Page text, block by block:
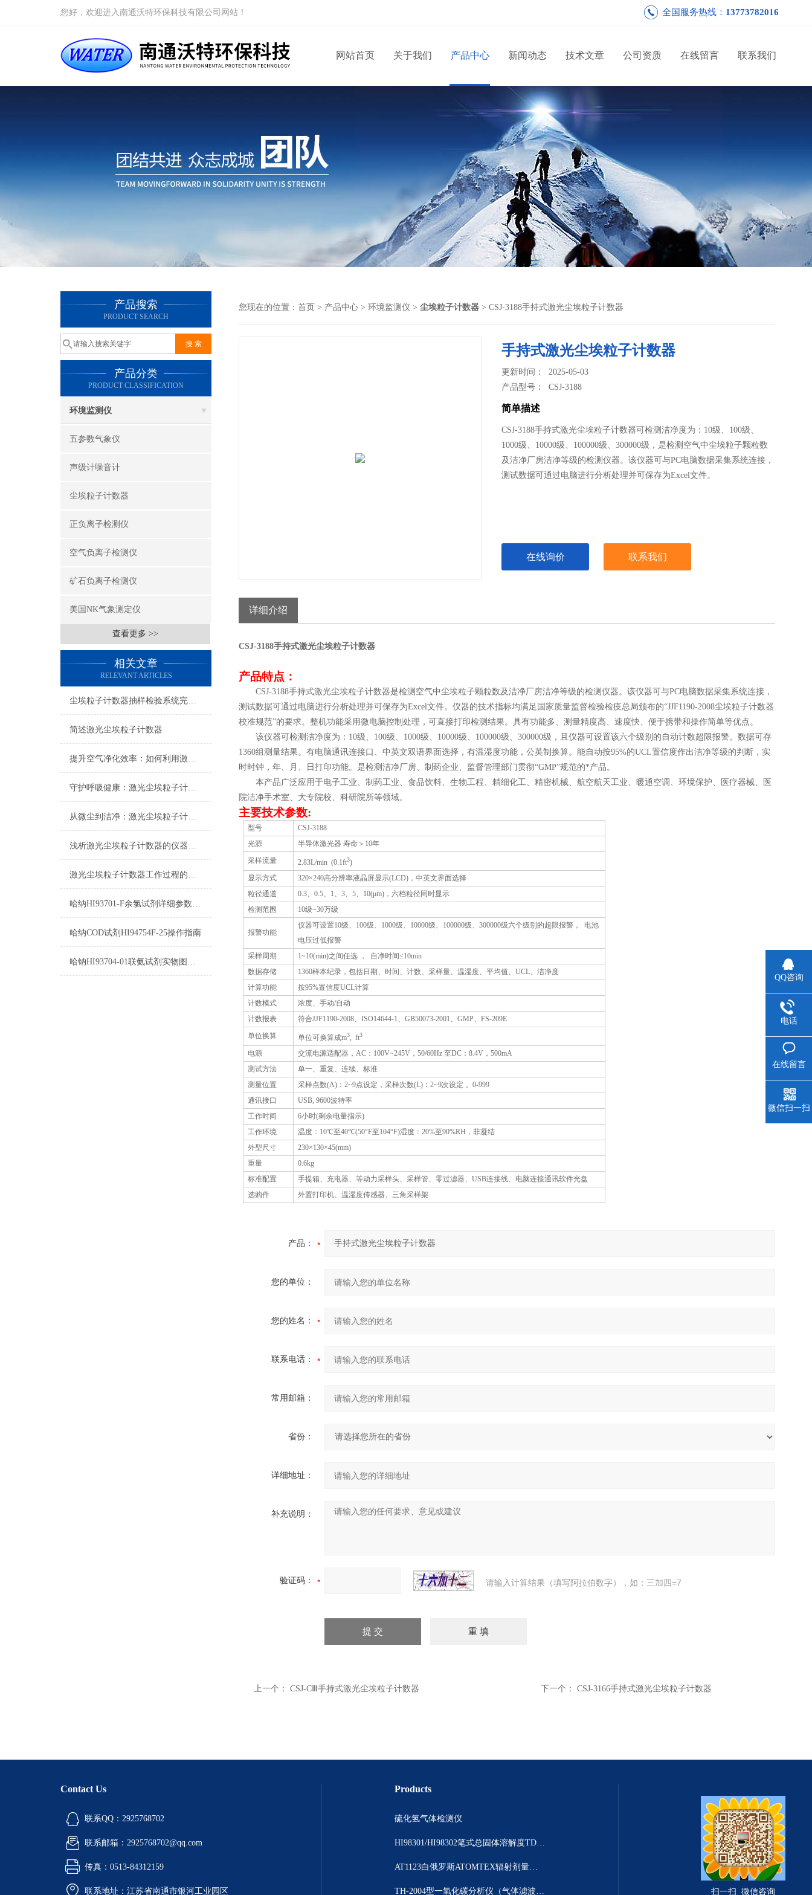
您好，欢迎进入南通沃特环保科技有限公司网站！ 全国服务热线： 13773782016
网站首页 关于我们 产品中心 新闻动态 技术文章 公司资质 在线留言 联系我们
产品搜索
PRODUCT SEARCH
产品分类
PRODUCT CLASSIFICATION
环境监测仪
五参数气象仪
声级计噪音计
尘埃粒子计数器
正负离子检测仪
空气负离子检测仪
矿石负离子检测仪
美国NK气象测定仪
查看更多 >>
相关文章
RELEVANT ARTICLES
尘埃粒子计数器抽样检验系统完成产品检测目标
简述激光尘埃粒子计数器
提升空气净化效率：如何利用激光尘埃粒子计数器优化空气洁净系统
守护呼吸健康：激光尘埃粒子计数器在洁净环境中的应用
从微尘到洁净：激光尘埃粒子计数器在空气质量监测中的关键作用
浅析激光尘埃粒子计数器的仪器校准实验
激光尘埃粒子计数器工作过程的简述
哈纳HI93701-F余氯试剂详细参数及测量原理
哈纳COD试剂HI94754F-25操作指南
哈钠HI93704-01联氨试剂实物图及测量原理操作方法
您现在的位置： 首页 > 产品中心 > 环境监测仪 > 尘埃粒子计数器 > CSJ-3188手持式激光尘埃粒子计数器
手持式激光尘埃粒子计数器
更新时间： 2025-05-03
产品型号：CSJ-3188
简单描述
CSJ-3188手持式激光尘埃粒子计数器可检测洁净度为：10级、100级、
1000级、10000级、100000级、300000级，是检测空气中尘埃粒子颗粒数
及洁净厂房洁净等级的检测仪器。该仪器可与PC电脑数据采集系统连接，
测试数据可通过电脑进行分析处理并可保存为Excel文件。
在线询价 联系我们
详细介绍
CSJ-3188手持式激光尘埃粒子计数器
产品特点：
CSJ-3188手持式激光尘埃粒子计数器是检测空气中尘埃粒子颗粒数及洁净厂房洁净等级的检测仪器。该仪器可与PC电脑数据采集系统连接，
测试数据可通过电脑进行分析处理并可保存为Excel文件。仪器的技术指标均满足国家质量监督检验检疫总局颁布的“JJF1190-2008尘埃粒子计数器
校准规范”的要求。整机功能采用微电脑控制处理，可直接打印检测结果。具有功能多、测量精度高、速度快、便于携带和操作简单等优点。
该仪器可检测洁净度为： 10级、 100级、 1000级、 10000级、 100000级、 300000级，且仪器可设置该六个级别的自动计数超限报警。数据可存
1360组测量结果。有电脑通讯连接口、中英文双语界面选择，有温湿度功能，公英制换算。能自动按95%的UCL置信度作出洁净等级的判断，实
时时钟，年、月、日打印功能。是检测洁净厂房、制药企业、监督管理部门贯彻“GMP”规范的*产品。
本产品广泛应用于电子工业、制药工业、食品饮料、生物工程、精细化工、精密机械、航空航天工业、暖通空调、环境保护、医疗器械、医
院洁净手术室、大专院校、科研院所等领域。
主要技术参数:
型号
CSJ-3188
光源
半导体激光器 寿命＞ 10年
采样流量
2.83L/min (0.1ft3)
显示方式
320×240高分辨率液晶屏显示(LCD)，中英文界面选择
粒径通道
0.3、0.5、 1、3、5、 10(μm)，六档粒径同时显示
检测范围
10级~30万级
报警功能
仪器可设置10级、 100级、 1000级、 10000级、 100000级、300000级六个级别的超限报警，
电池
电压过低报警
采样周期
1~10(min)之间任选 ， 自净时间≤10min
数据存储
1360样本纪录，包括日期、时间、计数、采样量、温湿度、平均值、UCL、洁净度
计算功能
按95%置信度UCL计算
计数模式
浓度、手动/自动
计数报表
符合JJF1190-2008、ISO14644-1、GB50073-2001、GMP、FS-209E
单位换算
单位可换算成m3, ft3
电源 交流电源适配器，AC ： 100V~245V ，50/60Hz至DC ：8.4V ，500mA
测试方法
单一、重复、连续、标准
测量位置
采样点数(A)：2~9点设定，采样次数(L)：2~9次设定 。0-999
通讯接口
USB, 9600波特率
工作时间
6小时(剩余电量指示)
工作环境
温度： 10℃至40℃(50°F至104°F)湿度：20%至90%RH ，非凝结
外型尺寸
230×130×45(mm)
重量
0.6kg
标准配置
手提箱、充电器、等动力采样头、采样管、零过滤器、USB连接线、电脑连接通讯软件光盘
选购件
外置打印机、温湿度传感器、三角采样架
产品：
您的单位：
您的姓名：
联系电话：
常用邮箱：
省份：
详细地址：
补充说明：
验证码： 请输入计算结果（填写阿拉伯数字），如：三加四=7
上一个： CSJ-CⅢ手持式激光尘埃粒子计数器 下一个： CSJ-3166手持式激光尘埃粒子计数器
Contact Us
联系QQ：2925768702
联系邮箱：2925768702@qq.com
传真：0513-84312159
联系地址：江苏省南通市银河工业园区
Products
硫化氢气体检测仪
HI98301/HI98302笔式总固体溶解度TDS测定仪
AT1123白俄罗斯ATOMTEX辐射剂量测量仪
TH-2004型一氧化碳分析仪（气体滤波相关红外吸收法） 扫一扫 微信咨询
QQ咨询
电话
在线留言
微信扫一扫